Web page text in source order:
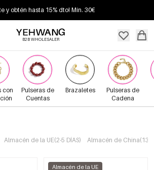
y obtén hasta 15% dto! Mín. 30€
B2B WHOLESALER
con
Pulseras de
Cuentas
Brazaletes
Pulseras de
Cadena
Almacén de la UE(2-5 DÍAS) Almacén de China(13+
Almacén de la UE